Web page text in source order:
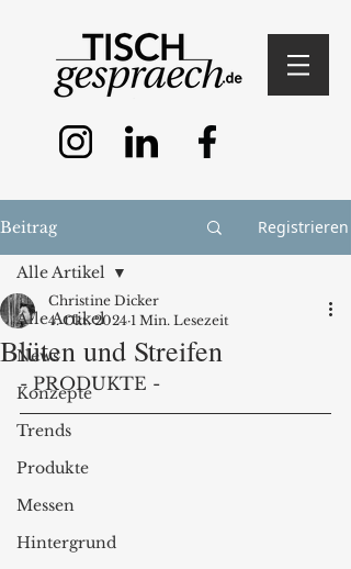
Beitrag Registrieren
Alle Artikel
News
Konzepte
Trends
Produkte
Messen
Hintergrund
Alle Artikel
Blüten und Streifen
Christine Dicker
4. Okt. 2024 1 Min. Lesezeit
- PRODUKTE -